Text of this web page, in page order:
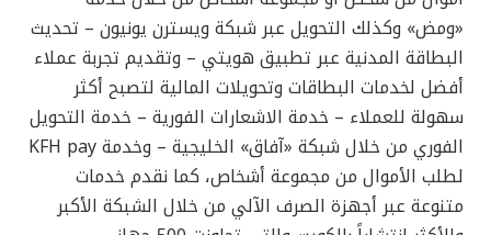
«ومض» وكذلك التحويل عبر شبكة ويسترن يونيون – تحديث
البطاقة المدنية عبر تطبيق هويتي – وتقديم تجربة عملاء
أفضل لخدمات البطاقات وتحويلات المالية لتصبح أكثر
سهولة للعملاء – خدمة الاشعارات الفورية – خدمة التحويل
الفوري من خلال شبكة «آفاق» الخليجية – وخدمة KFH pay
لطلب الأموال من مجموعة أشخاص، كما نقدم خدمات
متنوعة عبر أجهزة الصرف الآلي من خلال الشبكة الأكبر